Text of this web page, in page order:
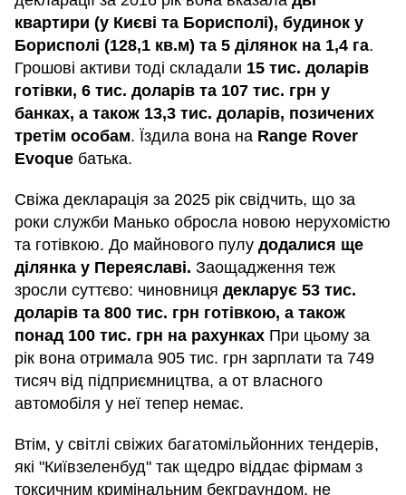
квартири (у Києві та Борисполі), будинок у
Борисполі (128,1 кв.м) та 5 ділянок на 1,4 га.
Грошові активи тоді складали 15 тис. доларів
готівки, 6 тис. доларів та 107 тис. грн у
банках, а також 13,3 тис. доларів, позичених
третім особам. Їздила вона на Range Rover
Evoque батька.
Свіжа декларація за 2025 рік свідчить, що за
роки служби Манько обросла новою нерухомістю
та готівкою. До майнового пулу додалися ще
ділянка у Переяславі. Заощадження теж
зросли суттєво: чиновниця декларує 53 тис.
доларів та 800 тис. грн готівкою, а також
понад 100 тис. грн на рахунках При цьому за
рік вона отримала 905 тис. грн зарплати та 749
тисяч від підприємництва, а от власного
автомобіля у неї тепер немає.
Втім, у світлі свіжих багатомільйонних тендерів,
які "Київзеленбуд" так щедро віддає фірмам з
токсичним кримінальним бекграундом, не